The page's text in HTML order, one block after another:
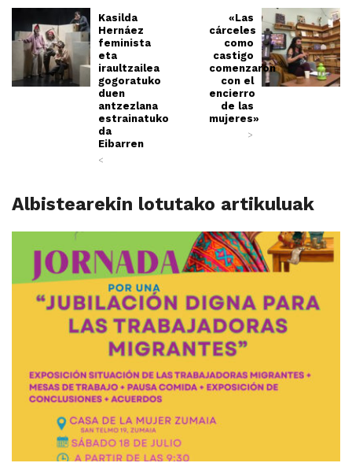
Kasilda
Hernáez
feminista
eta
iraultzailea
gogoratuko
duen
antzezlana
estrainatuko
da
Eibarren
<
«Las
cárceles
como
castigo
comenzaron
con el
encierro
de las
mujeres»
>
Albistearekin lotutako artikuluak